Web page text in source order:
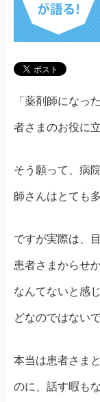
「薬剤師になっ
者さまのお役に
そう願って、病
師さんはとても
ですが実際は、
患者さまからせ
なんてないと感
どなのではない
本当は患者さま
のに、話す暇も